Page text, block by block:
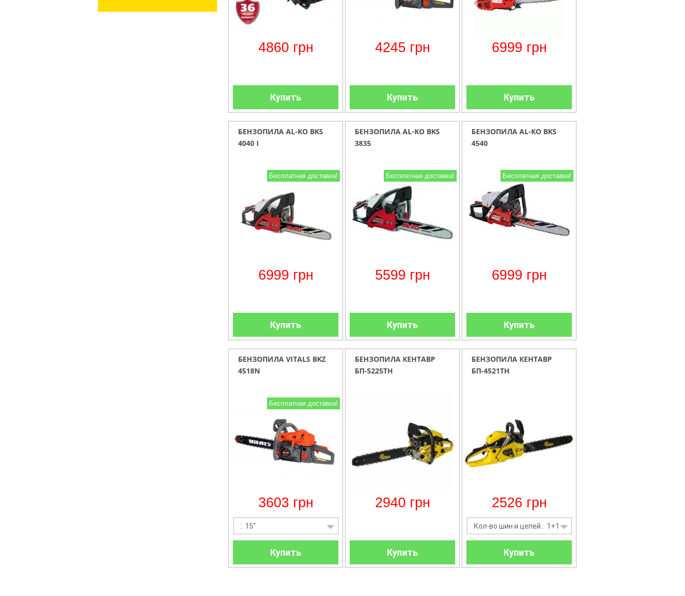
4860 грн
Купить
4245 грн
Купить
6999 грн
Купить
БЕНЗОПИЛА AL-KO BKS
4040 I
Бесплатная доставка!
6999 грн
Купить
БЕНЗОПИЛА AL-KO BKS
3835
Бесплатная доставка!
5599 грн
Купить
БЕНЗОПИЛА AL-KO BKS
4540
Бесплатная доставка!
6999 грн
Купить
БЕНЗОПИЛА VITALS BKZ
4518N
Бесплатная доставка!
3603 грн
: 15"
Купить
БЕНЗОПИЛА КЕНТАВР
БП-5225ТН
2940 грн
Купить
БЕНЗОПИЛА КЕНТАВР
БП-4521ТН
2526 грн
Кол-во шин и цепей : 1+1
Купить